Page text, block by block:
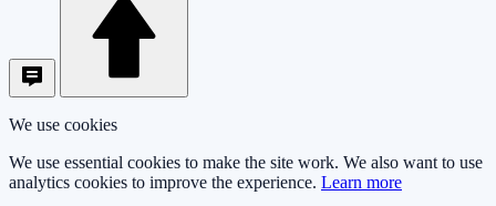
We use cookies
We use essential cookies to make the site work. We also want to use
analytics cookies to improve the experience. Learn more